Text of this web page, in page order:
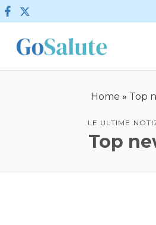
Vai al contenuto
LE ULTIME
Top
Home » Top